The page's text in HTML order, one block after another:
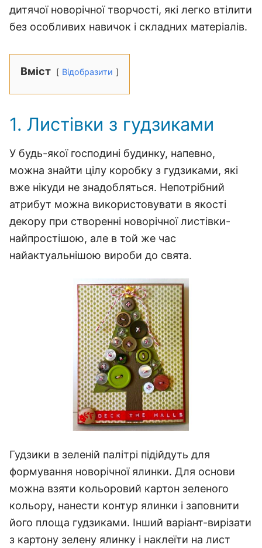
дитячої новорічної творчості, які легко втілити
без особливих навичок і складних матеріалів.
Вміст Відобразити
1. Листівки з гудзиками
У будь-якої господині будинку, напевно,
можна знайти цілу коробку з гудзиками, які
вже нікуди не знадобляться. Непотрібний
атрибут можна використовувати в якості
декору при створенні новорічної листівки-
найпростішою, але в той же час
найактуальнішою вироби до свята.
Гудзики в зеленій палітрі підійдуть для
формування новорічної ялинки. Для основи
можна взяти кольоровий картон зеленого
кольору, нанести контур ялинки і заповнити
його площа гудзиками. Інший варіант-вирізати
з картону зелену ялинку і наклеїти на лист